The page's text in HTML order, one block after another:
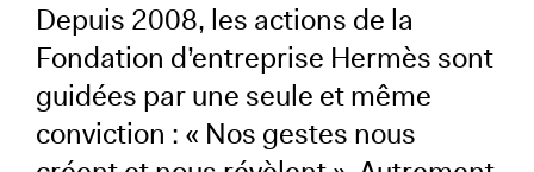
Depuis 2008, les actions de la
Fondation d’entreprise Hermès sont
guidées par une seule et même
conviction : « Nos gestes nous